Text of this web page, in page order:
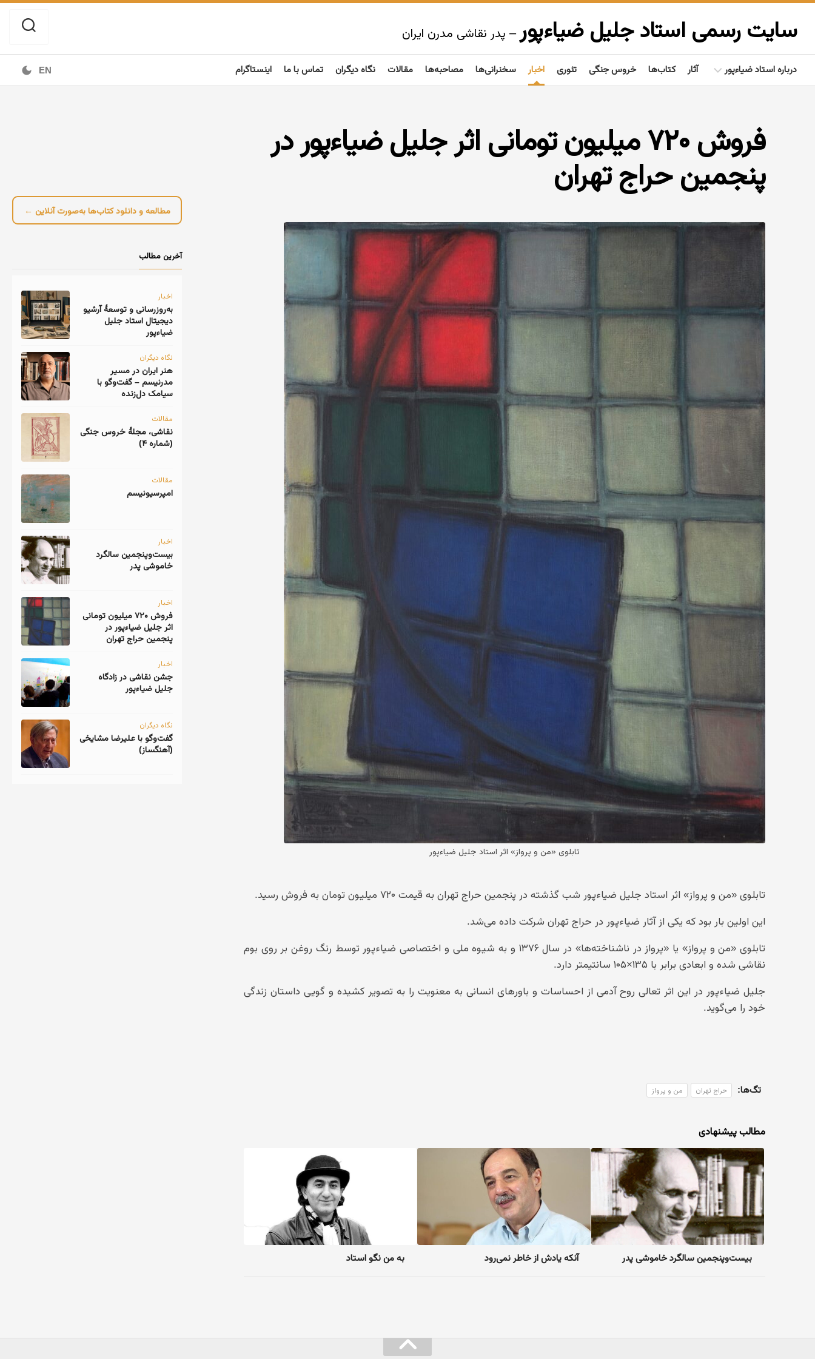
Skip
contentسایت رسمی استاد جلیل ضیاءپور – پدر نقاشی مدرن ایران
درباره استاد ضیاءپور
گفتاوردها
مردم‌شناسی
تألیفات
آثار کتاب‌ها خروس جنگی تئوری اخبار سخنرانی‌ها مصاحبه‌ها مقالات نگاه دیگران تماس با ما اینستاگرام EN
فروش ۷۲۰ میلیون تومانی اثر جلیل ضیاءپور در
پنجمین حراج تهران
تابلوی «من و پرواز» اثر استاد جلیل ضیاءپور
تابلوی «من و پرواز» اثر استاد جلیل ضیاءپور شب گذشته در پنجمین حراج تهران به قیمت ۷۲۰ میلیون تومان به فروش رسید.
این اولین بار بود که یکی از آثار ضیاءپور در حراج تهران شرکت داده می‌شد.
تابلوی «من و پرواز» یا «پرواز در ناشناخته‌ها» در سال ۱۳۷۶ و به شیوه ملی و اختصاصی ضیاءپور توسط رنگ روغن بر روی بوم
نقاشی شده و ابعادی برابر با ۱۳۵×۱۰۵ سانتیمتر دارد.
جلیل ضیاءپور در این اثر تعالی روح آدمی از احساسات و باورهای انسانی به معنویت را به تصویر کشیده و گویی داستان زندگی
خود را می‌گوید.
تگ‌ها: حراج تهران من و پرواز
مطالب پیشنهادی
به من نگو استاد آنکه یادش از خاطر نمی‌رود
مطالعه و دانلود کتاب‌ها به‌صورت آنلاین ←
آخرین مطالب
اخبار
به‌روزرسانی و توسعهٔ آرشیو
دیجیتال استاد جلیل
ضیاءپور
نگاه دیگران
هنر ایران در مسیر
مدرنیسم – گفت‌وگو با
سیامک دل‌زنده
مقالات
نقاشی، مجلهٔ خروس جنگی
(شماره ۴)
مقالات
امپرسیونیسم
اخبار
‎بیست‌و‌پنجمین سالگرد
خاموشی پدر
اخبار
فروش ۷۲۰ میلیون تومانی
اثر جلیل ضیاءپور در
پنجمین حراج تهران
اخبار
جشن نقاشی در زادگاه
جلیل ضیاءپور
نگاه دیگران
گفت‌وگو با علیرضا مشایخی
(آهنگساز)